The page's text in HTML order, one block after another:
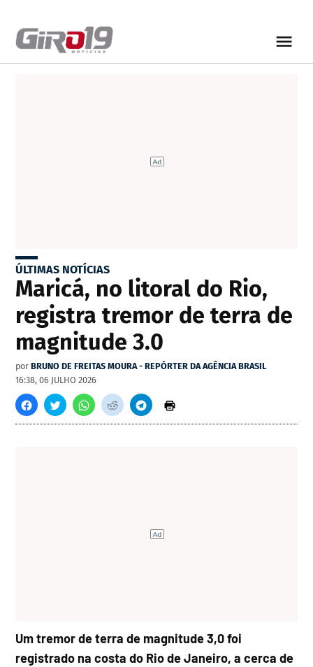
ÚLTIMAS NOTÍCIAS
Maricá, no litoral do Rio,
registra tremor de terra de
magnitude 3.0
por BRUNO DE FREITAS MOURA - REPÓRTER DA AGÊNCIA BRASIL
16:38, 06 JULHO 2026
Um tremor de terra de magnitude 3,0 foi
registrado na costa do Rio de Janeiro, a cerca de